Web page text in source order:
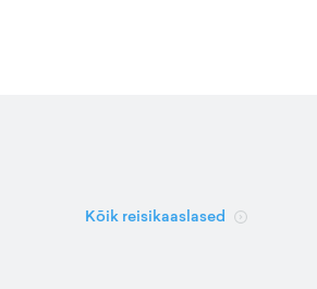
Kõik reisikaaslased